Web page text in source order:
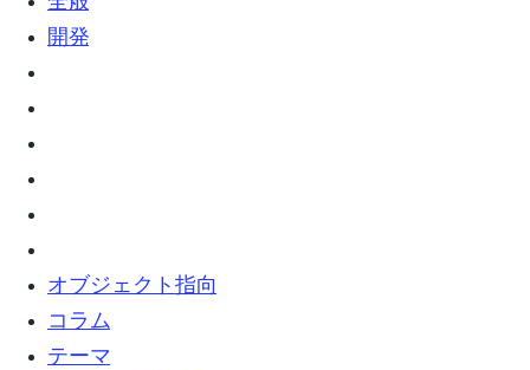
Web開発 (2)
オブジェクト指向 (5)
コラム (8)
テーマ (4)